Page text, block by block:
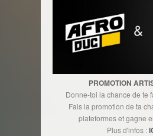
PROMOTION
Donne-toi la chance de te
Fais la promotion de ta
plateformes et gagne
Plus d'infos :